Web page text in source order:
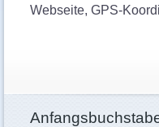
Webseite, GPS-